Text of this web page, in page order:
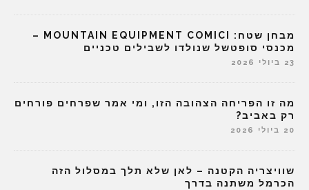
מבחן שטח: MOUNTAIN EQUIPMENT COMICI –
מכנסי סופטשל שנולדו לשבילים טכניים
23 ביולי 2026
מה זו הפריחה הצהובה הזו, ומי אמר שפרחים פורחים
רק באביב?
20 ביולי 2026
שוויצריה הקטנה – לאן שלא תלך במסלול הזה
הכרמל משתנה בדרך